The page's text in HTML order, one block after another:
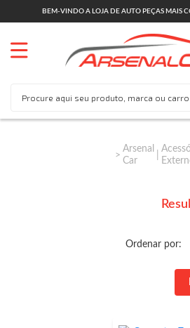
BEM-VINDO A LOJA DE AUTO PEÇAS MAIS
Arsenal
Car
Ordenar por: